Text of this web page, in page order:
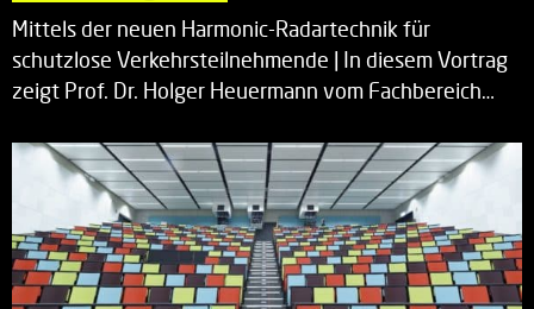
Mittels der neuen Harmonic-Radartechnik für
schutzlose Verkehrsteilnehmende | In diesem Vortrag
zeigt Prof. Dr. Holger Heuermann vom Fachbereich…